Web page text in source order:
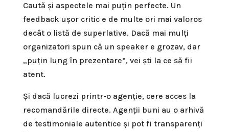
Caută și aspectele mai puțin perfecte. Un
feedback ușor critic e de multe ori mai valoros
decât o listă de superlative. Dacă mai mulți
organizatori spun că un speaker e grozav, dar
„puțin lung în prezentare”, vei ști la ce să fii
atent.
Și dacă lucrezi printr-o agenție, cere acces la
recomandările directe. Agenții buni au o arhivă
de testimoniale autentice și pot fi transparenți